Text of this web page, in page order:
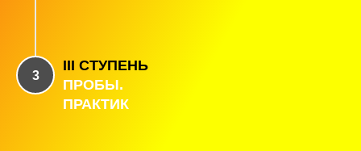
III СТУПЕНЬ
ПРОБЫ.
ПРАКТИК